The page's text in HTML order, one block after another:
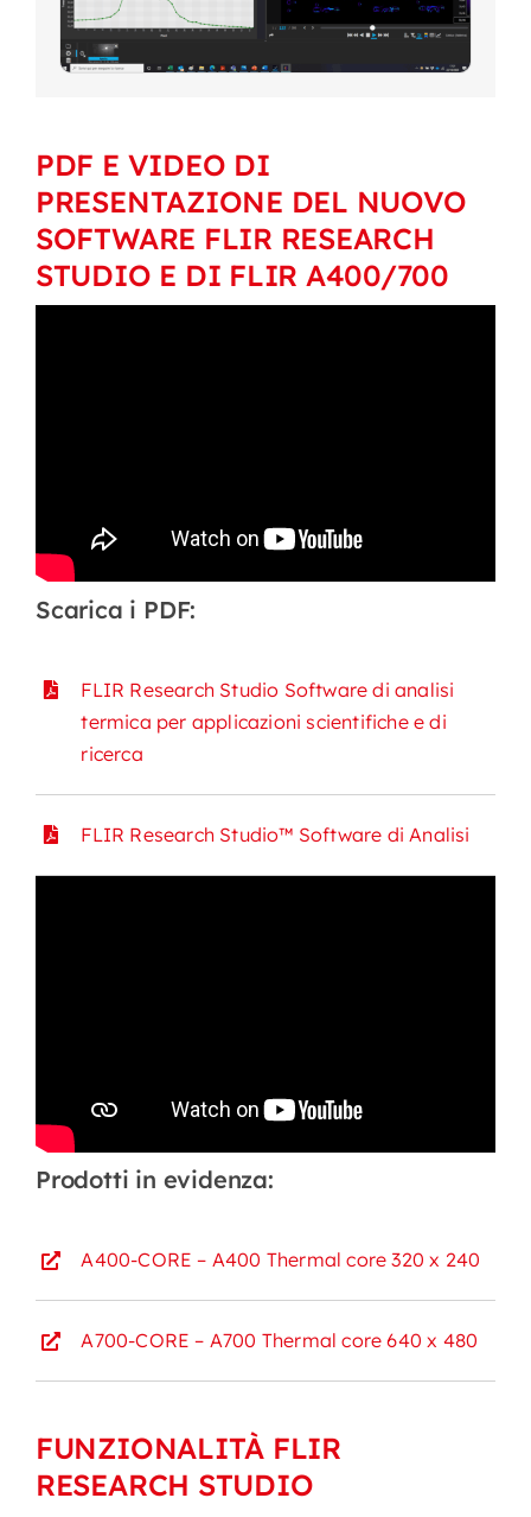
PDF E VIDEO DI
PRESENTAZIONE DEL NUOVO
SOFTWARE FLIR RESEARCH
STUDIO E DI FLIR A400/700
Scarica i PDF:
FLIR Research Studio Software di analisi
termica per applicazioni scientifiche e di
ricerca
FLIR Research Studio™ Software di Analisi
Prodotti in evidenza:
A400-CORE – A400 Thermal core 320 x 240
A700-CORE – A700 Thermal core 640 x 480
FUNZIONALITÀ FLIR
RESEARCH STUDIO